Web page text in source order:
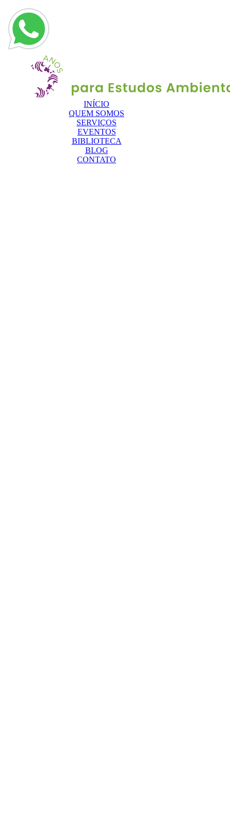
INÍCIO
QUEM SOMOS
SERVIÇOS
EVENTOS
BIBLIOTECA
BLOG
CONTATO